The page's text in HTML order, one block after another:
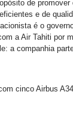
de
e de
é o
a Air Tahiti por
a companhia
cinco Airbus